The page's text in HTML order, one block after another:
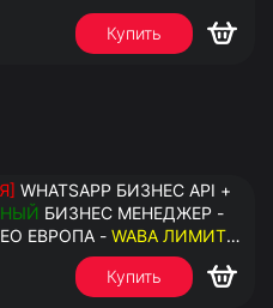
Купить
WHATSAPP БИЗНЕС API +
БИЗНЕС МЕНЕДЖЕР -
ЕВРОПА - WABA ЛИМИТ
К ПРИВЯЗКЕ ДО 20
Купить